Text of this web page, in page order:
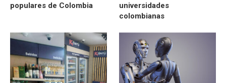
populares de Colombia
universidades
colombianas